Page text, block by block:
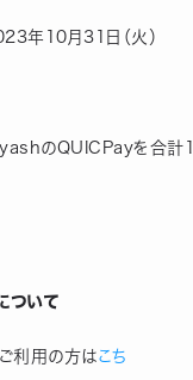
年10月31日（火）
のQUICPayを合計
キ
ついて
利用の方はこち